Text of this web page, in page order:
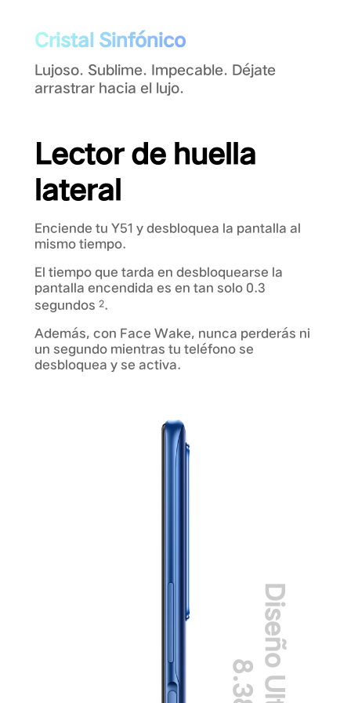
Cristal Sinfónico
Lujoso. Sublime. Impecable. Déjate
arrastrar hacia el lujo.
Lector de huella
lateral
Enciende tu Y51 y desbloquea la pantalla al
mismo tiempo.
El tiempo que tarda en desbloquearse la
pantalla encendida es en tan solo 0.3
segundos 2.
Además, con Face Wake, nunca perderás ni
un segundo mientras tu teléfono se
desbloquea y se activa.